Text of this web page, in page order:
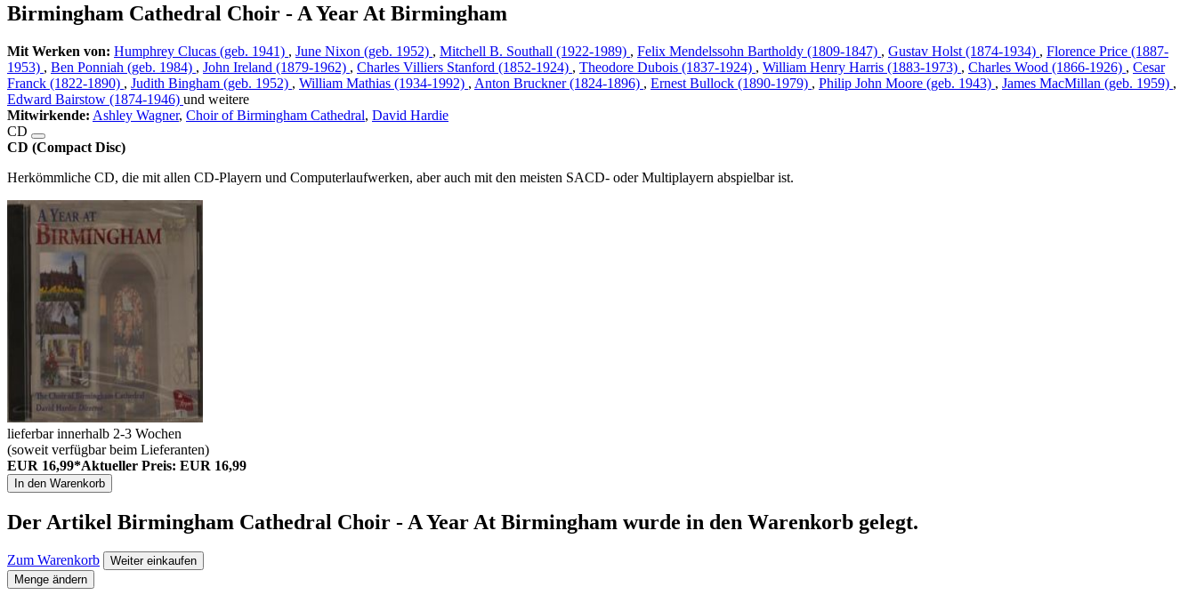
Birmingham Cathedral Choir - A Year At Birmingham
Mit Werken von: Humphrey Clucas (geb. 1941) , June Nixon (geb. 1952) , Mitchell B. Southall (1922-1989) , Felix Mendelssohn Bartholdy (1809-1847) , Gustav Holst (1874-1934) , Florence Price (1887-
1953) , Ben Ponniah (geb. 1984) , John Ireland (1879-1962) , Charles Villiers Stanford (1852-1924) , Theodore Dubois (1837-1924) , William Henry Harris (1883-1973) , Charles Wood (1866-1926) , Cesar
Franck (1822-1890) , Judith Bingham (geb. 1952) , William Mathias (1934-1992) , Anton Bruckner (1824-1896) , Ernest Bullock (1890-1979) , Philip John Moore (geb. 1943) , James MacMillan (geb. 1959) ,
Edward Bairstow (1874-1946) und weitere
Mitwirkende: Ashley Wagner, Choir of Birmingham Cathedral, David Hardie
CD
CD (Compact Disc)
Herkömmliche CD, die mit allen CD-Playern und Computerlaufwerken, aber auch mit den meisten SACD- oder Multiplayern abspielbar ist.
lieferbar innerhalb 2-3 Wochen
(soweit verfügbar beim Lieferanten)
EUR 16,99*Aktueller Preis: EUR 16,99
In den Warenkorb
Der Artikel Birmingham Cathedral Choir - A Year At Birmingham wurde in den Warenkorb gelegt.
Zum Warenkorb
Weiter einkaufen
Menge ändern